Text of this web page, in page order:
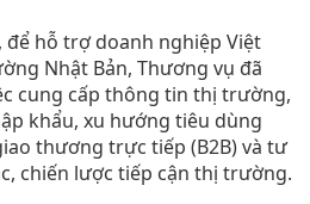
để hỗ trợ doanh nghiệp Việt
Nhật Bản, Thương vụ đã
cung cấp thông tin thị trường,
khẩu, xu hướng tiêu dùng
thương trực tiếp (B2B) và tư
chiến lược tiếp cận thị trường.